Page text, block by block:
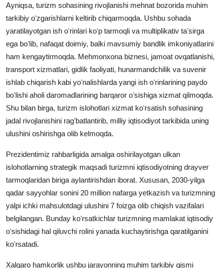
Ayniqsa, turizm sohasining rivojlanishi mehnat bozorida muhim
tarkibiy oʻzgarishlarni keltirib chiqarmoqda. Ushbu sohada
yaratilayotgan ish oʻrinlari koʻp tarmoqli va multiplikativ taʼsirga
ega boʻlib, nafaqat doimiy, balki mavsumiy bandlik imkoniyatlarini
ham kengaytirmoqda. Mehmonxona biznesi, jamoat ovqatlanishi,
transport xizmatlari, gidlik faoliyati, hunarmandchilik va suvenir
ishlab chiqarish kabi yoʻnalishlarda yangi ish oʻrinlarining paydo
boʻlishi aholi daromadlarining barqaror oʻsishiga xizmat qilmoqda.
Shu bilan birga, turizm islohotlari xizmat koʻrsatish sohasining
jadal rivojlanishini ragʻbatlantirib, milliy iqtisodiyot tarkibida uning
ulushini oshirishga olib kelmoqda.
Prezidentimiz rahbarligida amalga oshirilayotgan ulkan
islohotlarning strategik maqsadi turizmni iqtisodiyotning drayver
tarmoqlaridan biriga aylantirishdan iborat. Xususan, 2030-yilga
qadar sayyohlar sonini 20 million nafarga yetkazish va turizmning
yalpi ichki mahsulotdagi ulushini 7 foizga olib chiqish vazifalari
belgilangan. Bunday koʻrsatkichlar turizmning mamlakat iqtisodiy
oʻsishidagi hal qiluvchi rolini yanada kuchaytirishga qaratilganini
koʻrsatadi.
Xalqaro hamkorlik ushbu jarayonning muhim tarkibiy qismi